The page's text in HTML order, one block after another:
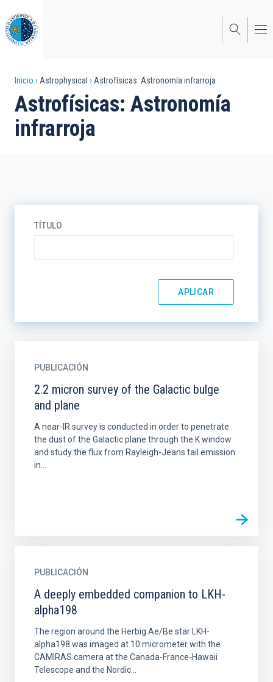
al
contenido
principal
Sobrescribir
enlaces
de
Inicio Astrophysical Astrofísicas: Astronomía infrarroja
Astrofísicas: Astronomía
infrarroja
TÍTULO
PUBLICACIÓN
2.2 micron survey of the Galactic bulge
and plane
A near-IR survey is conducted in order to penetrate
the dust of the Galactic plane through the K window
and study the flux from Rayleigh-Jeans tail emission
in...
PUBLICACIÓN
A deeply embedded companion to LKH-
alpha198
The region around the Herbig Ae/Be star LKH-
alpha198 was imaged at 10 micrometer with the
CAMIRAS camera at the Canada-France-Hawaii
Telescope and the Nordic...